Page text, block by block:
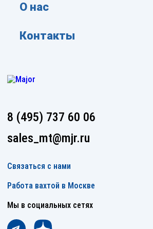
О нас
Контакты
8 (495) 737 60 06
sales_mt@mjr.ru
Связаться с нами
Работа вахтой в Москве
Мы в социальных сетях